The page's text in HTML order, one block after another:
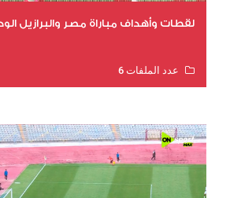
لقطات وأهداف مباراة مصر والبرازيل
عدد الملفات 6